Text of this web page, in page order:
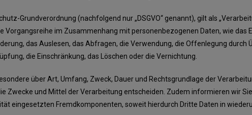
Grundverordnung (nachfolgend nur „DSGVO“ genannt), gilt als
im Zusammenhang mit personenbezogenen Daten, wie das
das Auslesen, das Abfragen, die Verwendung, die Offenlegung durch
die Einschränkung, das Löschen oder die Vernichtung.
über Art, Umfang, Zweck, Dauer und Rechtsgrundlage der
Zwecke und Mittel der Verarbeitung entscheiden. Zudem informieren wir
eingesetzten Fremdkomponenten, soweit hierdurch Dritte Daten in